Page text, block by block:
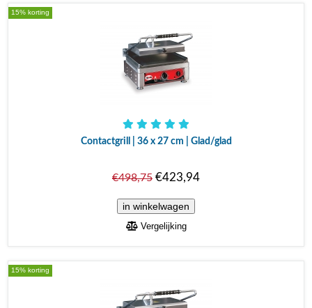
15% korting
Contactgrill | 36 x 27 cm | Glad/glad
€498,75 €423,94
Vergelijking
15% korting